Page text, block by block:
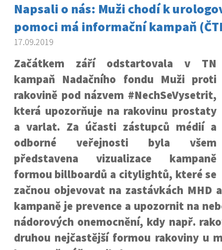
Napsali o nás: Muži chodí k
pomoci má informační kampaň
17.09.2019
Začátkem září odstartovala v TN
kampaň Nadačního fondu Muži proti
rakovině pod názvem #NechSeVysetrit,
která upozorňuje na rakovinu prostaty
a varlat. Za účasti zástupců médií a
odborné veřejnosti byla všem
představena vizualizace kampaně
formou billboardů a citylightů, které se
začnou objevovat na zastávkách MHD
kampaně je prevence a upozornit na
nádorových onemocnění, kdy např.
druhou nejčastější formou rakoviny u